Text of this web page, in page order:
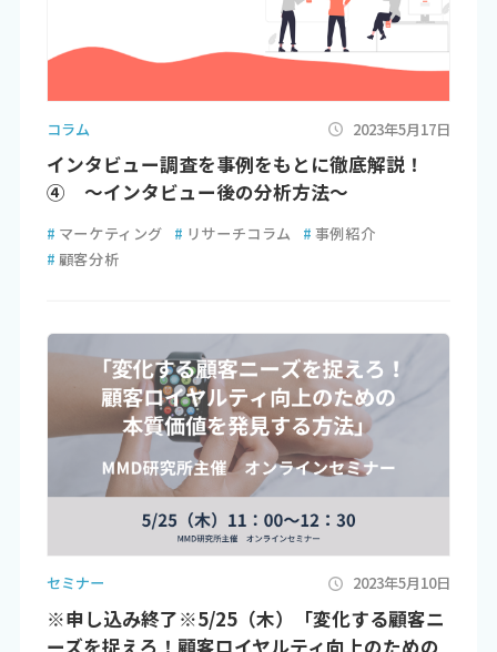
コラム 2023年5月17日
インタビュー調査を事例をもとに徹底解説！
④ ～インタビュー後の分析方法～
# マーケティング # リサーチコラム # 事例紹介
# 顧客分析
セミナー 2023年5月10日
※申し込み終了※5/25（木）「変化する顧客ニ
ーズを捉えろ！顧客ロイヤルティ向上のための